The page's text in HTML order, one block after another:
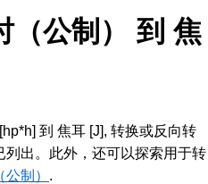
（公制） 到 焦
到 焦耳 [J], 转换或反向转
出。此外，还可以探索用于转
制） .